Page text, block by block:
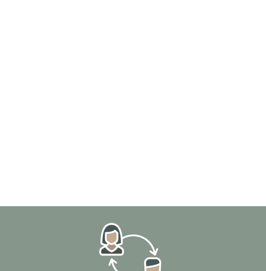
התכנית העסקית, עד הרכישה וגם הרבה אחריה!